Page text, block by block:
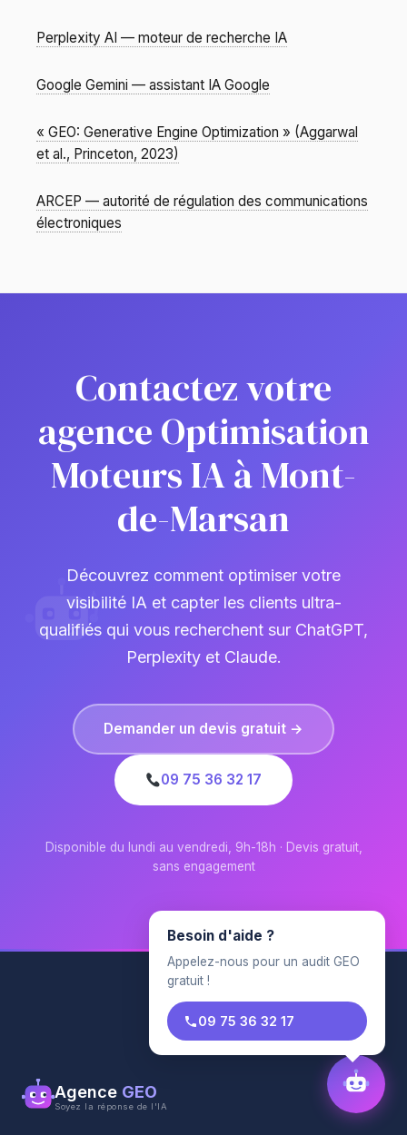
Perplexity AI — moteur de recherche IA
Google Gemini — assistant IA Google
« GEO: Generative Engine Optimization » (Aggarwal
et al., Princeton, 2023)
ARCEP — autorité de régulation des communications
électroniques
Contactez votre
agence Optimisation
Moteurs IA à Mont-
de-Marsan
Découvrez comment optimiser votre
visibilité IA et capter les clients ultra-
qualifiés qui vous recherchent sur ChatGPT,
Perplexity et Claude.
Demander un devis gratuit →
09 75 36 32 17
Disponible du lundi au vendredi, 9h-18h · Devis gratuit,
sans engagement
Agence GEO
Soyez la réponse de l'IA
Besoin d'aide ?
Appelez-nous pour un audit GEO
gratuit !
09 75 36 32 17